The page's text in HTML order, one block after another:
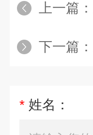
上一篇：
下一篇：
* 姓名：